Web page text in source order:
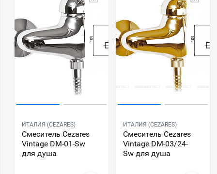
ИТАЛИЯ (CEZARES)
Смеситель Cezares
Vintage DM-01-Sw
для душа
ИТАЛИЯ (CEZARES)
Смеситель Cezares
Vintage DM-03/24-
Sw для душа